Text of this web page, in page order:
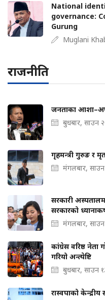
National
governance:
Gurung
Muglani
राजनीति
जनताका
बुधबार, साउन
गृहमन्त्री गुरुङ र
मंगलबार,
सरकारी
सरकारको
मंगलबार,
कांग्रेस वरिष्ठ नेता
गरियो अन्त्येष्टि
बुधबार, साउन
रास्वपाको